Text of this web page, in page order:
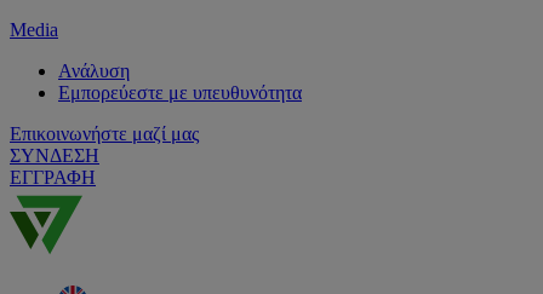
Media
Ανάλυση
Εμπορεύεστε με υπευθυνότητα
Επικοινωνήστε μαζί μας
ΣΥΝΔΕΣΗ
ΕΓΓΡΑΦΗ